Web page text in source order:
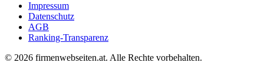
Impressum
Datenschutz
AGB
Ranking-Transparenz
© 2026 firmenwebseiten.at. Alle Rechte vorbehalten.